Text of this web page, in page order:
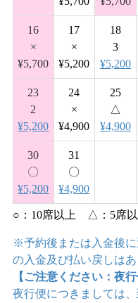
16
×
¥5,700
17
×
¥5,200
18
3
¥5,200
23
2
¥5,200
24
×
¥4,900
25
△
¥4,900
30
〇
¥5,200
31
〇
¥4,900
○：10席以上 △：5席
※予約後または入金後
の入金及び払い戻しはあ
【ご注意ください：夜
夜行便につきましては